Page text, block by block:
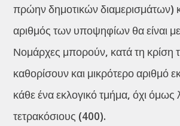
πρώην δημοτικών διαμερισμάτων)
αριθμός των υποψηφίων θα είναι
Νομάρχες μπορούν, κατά τη κρίση
καθορίσουν και μικρότερο αριθμό
κάθε ένα εκλογικό τμήμα, όχι όμως
τετρακόσιους (400).